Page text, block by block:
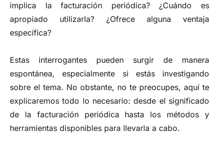
implica la facturación periódica? ¿Cuándo es
apropiado utilizarla? ¿Ofrece alguna ventaja
específica?
Estas interrogantes pueden surgir de manera
espontánea, especialmente si estás investigando
sobre el tema. No obstante, no te preocupes, aquí te
explicaremos todo lo necesario: desde el significado
de la facturación periódica hasta los métodos y
herramientas disponibles para llevarla a cabo.